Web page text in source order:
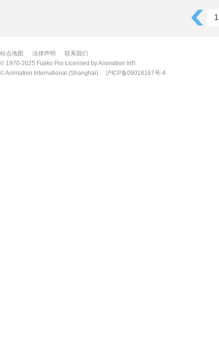
站点地图 法律声明
联系我们
© 1970-2025 Fujiko Pro Licensed by Animation Int'l
© Animation International (Shanghai)
沪ICP备09018167号-4